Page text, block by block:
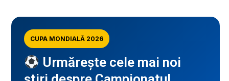
CUPA MONDIALĂ 2026
Urmărește cele mai noi